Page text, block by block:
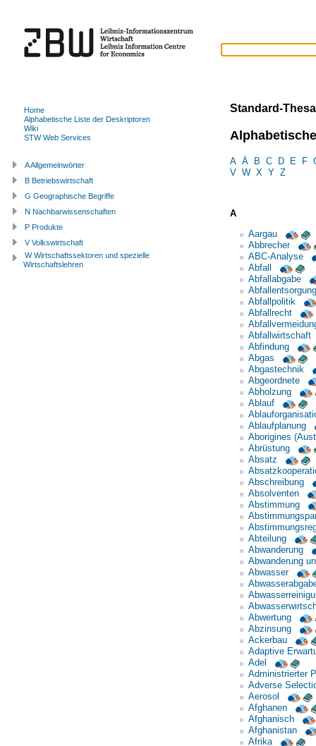
Standard-
A Ä B C D E F
V W X Y Z
A
Aargau
Abbrecher
ABC-Analyse
Abfall
Abfallabgabe
Abfallentsorgung
Abfallpolitik
Abfallrecht
Abfallwirtschaft
Abfindung
Abgas
Abgastechnik
Abgeordnete
Abholzung
Ablauf
Ablaufplanung
Aborigines
Abrüstung
Absatz
Abschreibung
Absolventen
Abstimmung
Abteilung
Abwanderung
Abwanderung
Abwasser
Abwertung
Abzinsung
Ackerbau
Adaptive
Adel
Administrierter
Adverse
Aerosol
Afghanen
Afghanisch
Afghanistan
Afrika
Home
Alphabetische Liste der Deskriptoren
Wiki
STW Web Services
A Allgemeinwörter
B Betriebswirtschaft
G Geographische Begriffe
N Nachbarwissenschaften
P Produkte
V Volkswirtschaft
W Wirtschaftssektoren und spezielle
Wirtschaftslehren